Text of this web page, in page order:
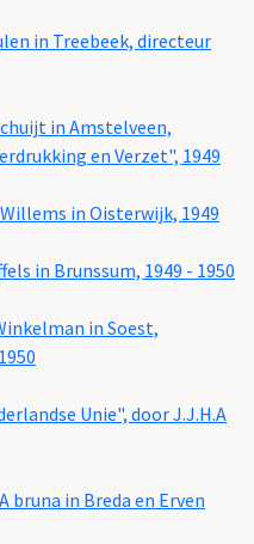
in Treebeek, directeur
in Amstelveen,
en Verzet", 1949
in Oisterwijk, 1949
in Brunssum, 1949 - 1950
in Soest,
Unie", door J.J.H.A
bruna in Breda en Erven